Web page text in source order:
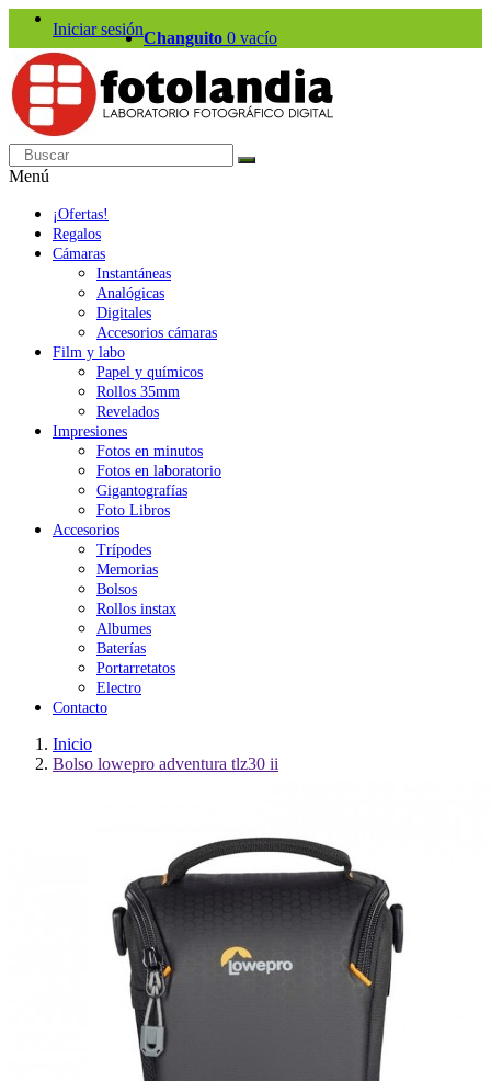
Iniciar sesiónChanguito 0 vacío
Menú
¡Ofertas!
Regalos
Cámaras
Instantáneas
Analógicas
Digitales
Accesorios cámaras
Film y labo
Papel y químicos
Rollos 35mm
Revelados
Impresiones
Fotos en minutos
Fotos en laboratorio
Gigantografías
Foto Libros
Accesorios
Trípodes
Memorias
Bolsos
Rollos instax
Albumes
Baterías
Portarretatos
Electro
Contacto
Inicio
Bolso lowepro adventura tlz30 ii